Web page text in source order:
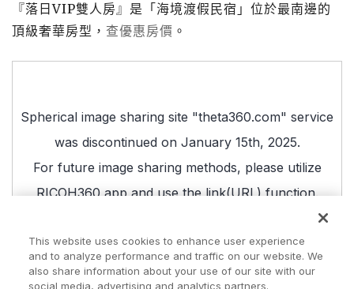
『落日VIP雙人房』是「海境渡假民宿」位於最南邊的
頂級奢華房型， 查優惠房價 。